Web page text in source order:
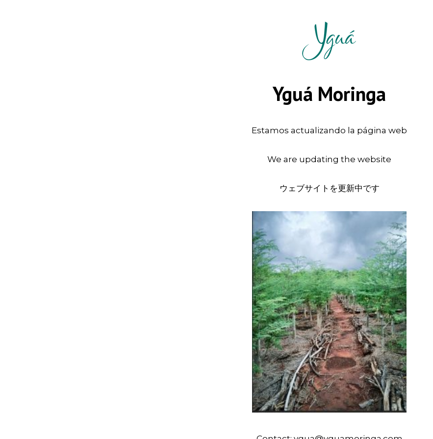
Yguá Moringa
Estamos actualizando la página web
We are updating the website
ウェブサイトを更新中です